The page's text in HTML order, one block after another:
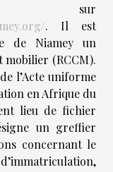
sur
. Il est
de Niamey un
mobilier (RCCM).
l’Acte uniforme
en Afrique du
lieu de fichier
un greffier
concernant le